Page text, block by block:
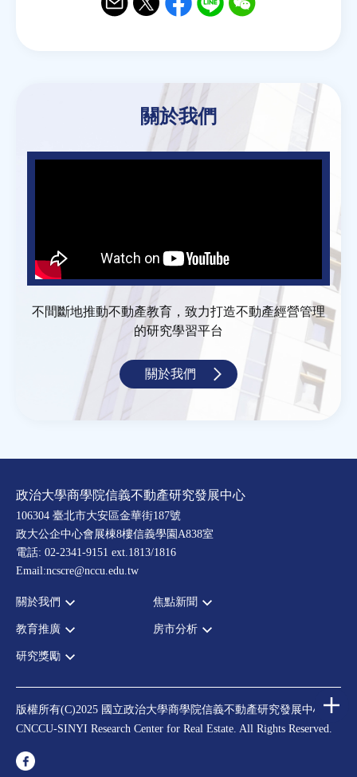
關於我們
不間斷地推動不動產教育，致力打造不動產經營管理
的研究學習平台
關於我們
政治大學商學院信義不動產研究發展中心
106304 臺北市大安區金華街187號
政大公企中心會展棟8樓信義學園A838室
電話: 02-2341-9151 ext.1813/1816
Email:ncscre@nccu.edu.tw
關於我們
宗旨願景
設置辦法
指導委員
中心成員
聯絡我們
焦點新聞
全部新聞
法律新訊
教育推廣
全部活動
理財規劃講座
不動產學程支援
房市分析
研究獎勵
住宅學會論文獎支援
都市計劃學會論文獎支援
版權所有(C)2025 國立政治大學商學院信義不動產研究發展中心
CNCCU-SINYI Research Center for Real Estate. All Rights Reserved.